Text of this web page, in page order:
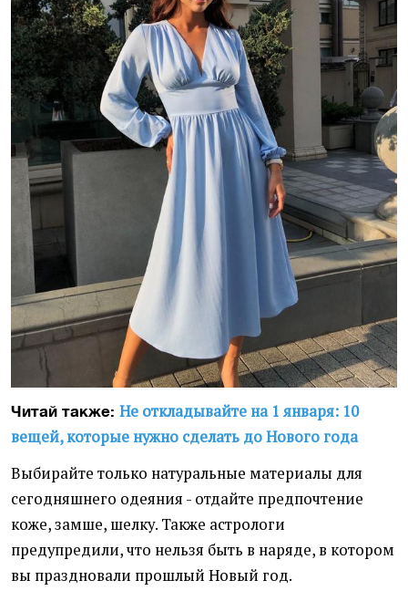
Читай также: Не откладывайте на 1 января: 10
вещей, которые нужно сделать до Нового года
Выбирайте только натуральные материалы для
сегодняшнего одеяния - отдайте предпочтение
коже, замше, шелку. Также астрологи
предупредили, что нельзя быть в наряде, в котором
вы праздновали прошлый Новый год.